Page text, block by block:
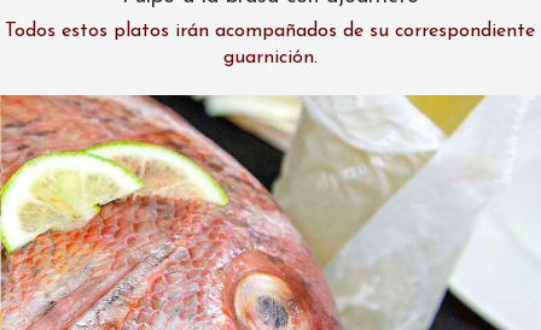
Todos estos platos irán acompañados de su correspondiente
guarnición.